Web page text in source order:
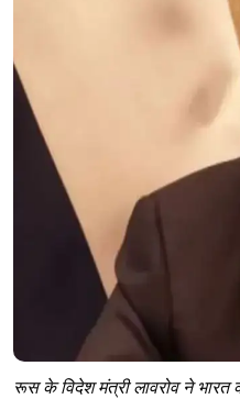
रूस के विदेश मंत्री लावरोव ने भारत